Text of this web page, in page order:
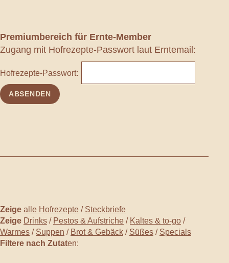
Premiumbereich für Ernte-Member
Zugang mit Hofrezepte-Passwort laut Erntemail:
Hofrezepte-Passwort:
Zeige alle Hofrezepte / Steckbriefe
Zeige Drinks / Pestos & Aufstriche / Kaltes & to-go /
Warmes / Suppen / Brot & Gebäck / Süßes / Specials
Filtere nach Zutaten: